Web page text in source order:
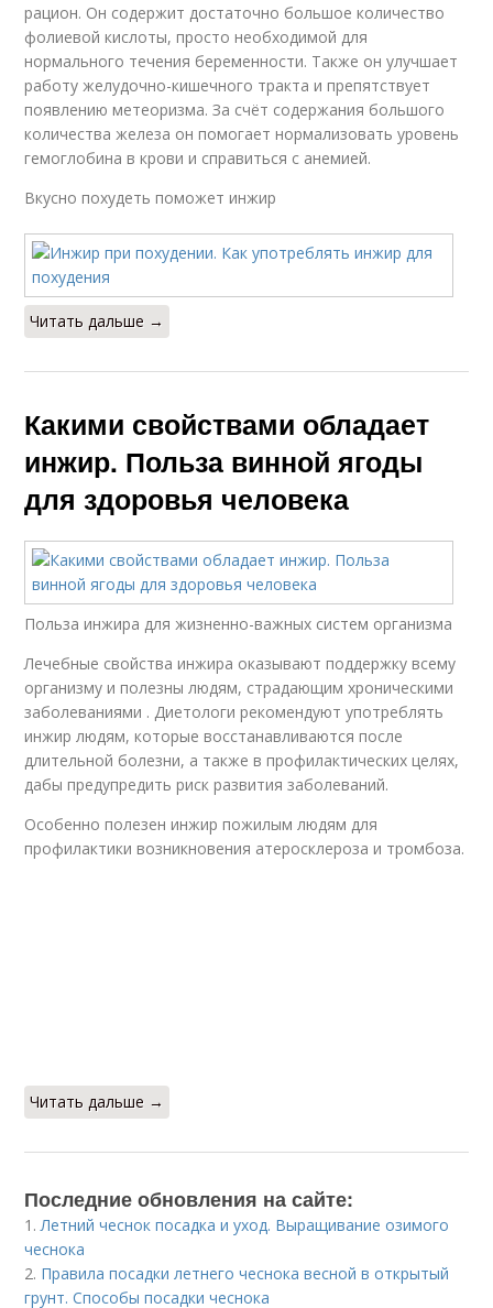
рацион. Он содержит достаточно большое количество
фолиевой кислоты, просто необходимой для
нормального течения беременности. Также он улучшает
работу желудочно-кишечного тракта и препятствует
появлению метеоризма. За счёт содержания большого
количества железа он помогает нормализовать уровень
гемоглобина в крови и справиться с анемией.
Вкусно похудеть поможет инжир
Читать дальше →
Какими свойствами обладает
инжир. Польза винной ягоды
для здоровья человека
Польза инжира для жизненно-важных систем организма
Лечебные свойства инжира оказывают поддержку всему
организму и полезны людям, страдающим хроническими
заболеваниями . Диетологи рекомендуют употреблять
инжир людям, которые восстанавливаются после
длительной болезни, а также в профилактических целях,
дабы предупредить риск развития заболеваний.
Особенно полезен инжир пожилым людям для
профилактики возникновения атеросклероза и тромбоза.
Читать дальше →
Последние обновления на сайте:
1.Летний чеснок посадка и уход. Выращивание озимого
чеснока
2. Правила посадки летнего чеснока весной в открытый
грунт. Способы посадки чеснока